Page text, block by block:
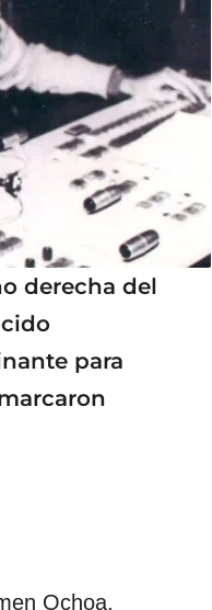
derecha del
para
Ochoa,